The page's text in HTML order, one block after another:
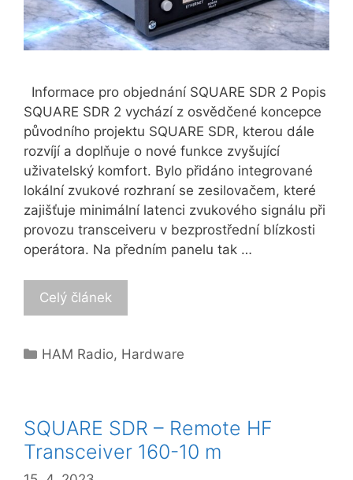
Informace pro objednání SQUARE SDR 2 Popis
SQUARE SDR 2 vychází z osvědčené koncepce
původního projektu SQUARE SDR, kterou dále
rozvíjí a doplňuje o nové funkce zvyšující
uživatelský komfort. Bylo přidáno integrované
lokální zvukové rozhraní se zesilovačem, které
zajišťuje minimální latenci zvukového signálu při
provozu transceiveru v bezprostřední blízkosti
operátora. Na předním panelu tak …
Celý článek
Categories
HAM Radio, Hardware
SQUARE SDR – Remote HF
Transceiver 160-10 m